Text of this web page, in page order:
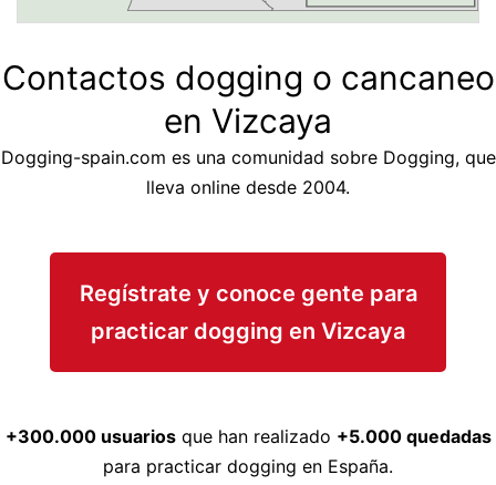
Contactos dogging o cancaneo
en Vizcaya
Dogging-spain.com es una comunidad sobre Dogging, que
lleva online desde 2004.
Regístrate y conoce gente para
practicar dogging en Vizcaya
+300.000 usuariosque han realizado +5.000 quedadas
para practicar dogging en España.